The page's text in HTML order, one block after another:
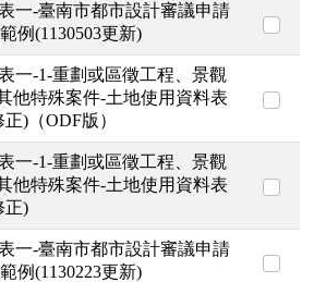
一-臺南市都市設計審議申請
例(1130503更新)
一-1-重劃或區徵工程、景觀
他特殊案件-土地使用資料表
正)（ODF版）
一-1-重劃或區徵工程、景觀
他特殊案件-土地使用資料表
正)
一-臺南市都市設計審議申請
例(1130223更新)